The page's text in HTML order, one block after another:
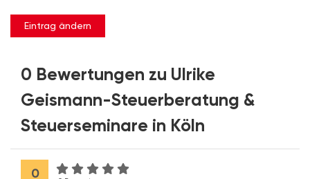
Eintrag ändern
0 Bewertungen zu Ulrike
Geismann-Steuerberatung &
Steuerseminare in Köln
0